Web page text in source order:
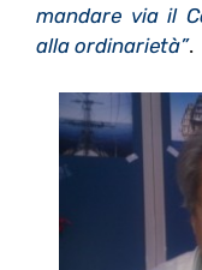
mandare via il
alla ordinarietà”.